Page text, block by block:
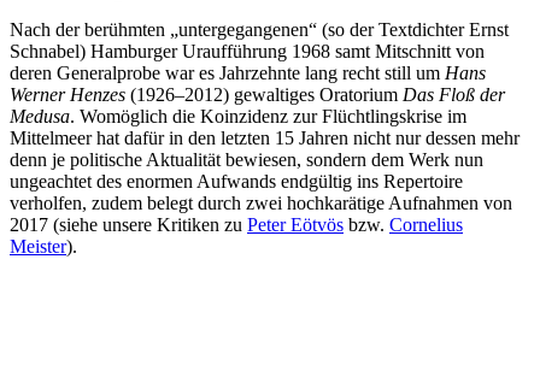
Nach der berühmten „untergegangenen“ (so der Textdichter Ernst
Schnabel) Hamburger Uraufführung 1968 samt Mitschnitt von
deren Generalprobe war es Jahrzehnte lang recht still um Hans
Werner Henzes (1926‒2012) gewaltiges Oratorium Das Floß der
Medusa. Womöglich die Koinzidenz zur Flüchtlingskrise im
Mittelmeer hat dafür in den letzten 15 Jahren nicht nur dessen mehr
denn je politische Aktualität bewiesen, sondern dem Werk nun
ungeachtet des enormen Aufwands endgültig ins Repertoire
verholfen, zudem belegt durch zwei hochkarätige Aufnahmen von
2017 (siehe unsere Kritiken zu Peter Eötvös bzw. Cornelius
Meister).